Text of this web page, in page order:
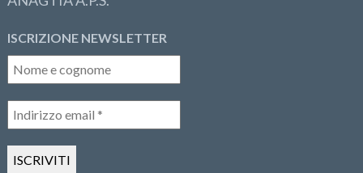
ISCRIZIONE NEWSLETTER